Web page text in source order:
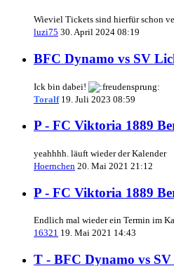
Wieviel Tickets sind hierfür schon
luzi75 30. April 2024 08:19
BFC Dynamo vs SV
Ick bin dabei!
Toralf 19. Juli 2023 08:59
P - FC Viktoria 1889
yeahhhh. läuft wieder der Kalender
Hoernchen 20. Mai 2021 21:12
P - FC Viktoria 1889
Endlich mal wieder ein Termin im
16321 19. Mai 2021 14:43
T - BFC Dynamo vs